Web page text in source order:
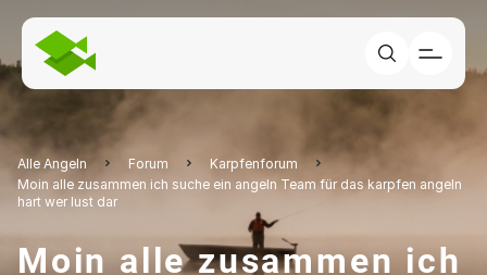
Alle Angeln Forum
Karpfenforum
Moin alle zusammen ich suche ein angeln Team für das karpfen angeln
hart wer lust dar
Moin alle zusammen ich